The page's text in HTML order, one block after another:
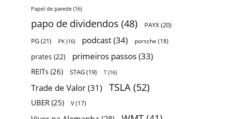
Papel de parede (16)
papo de dividendos (48) PAYX(20)
PG(21) PK (16) podcast(34) porsche (18)
prates (22) primeiros passos(33)
REITs (26) STAG(19) T (16)
Trade de Valor(31) TSLA(52)
UBER (25) V(17)